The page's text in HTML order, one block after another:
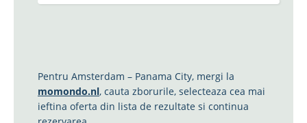
Pentru Amsterdam – Panama City, mergi la
momondo.nl, cauta zborurile, selecteaza cea mai
ieftina oferta din lista de rezultate si continua